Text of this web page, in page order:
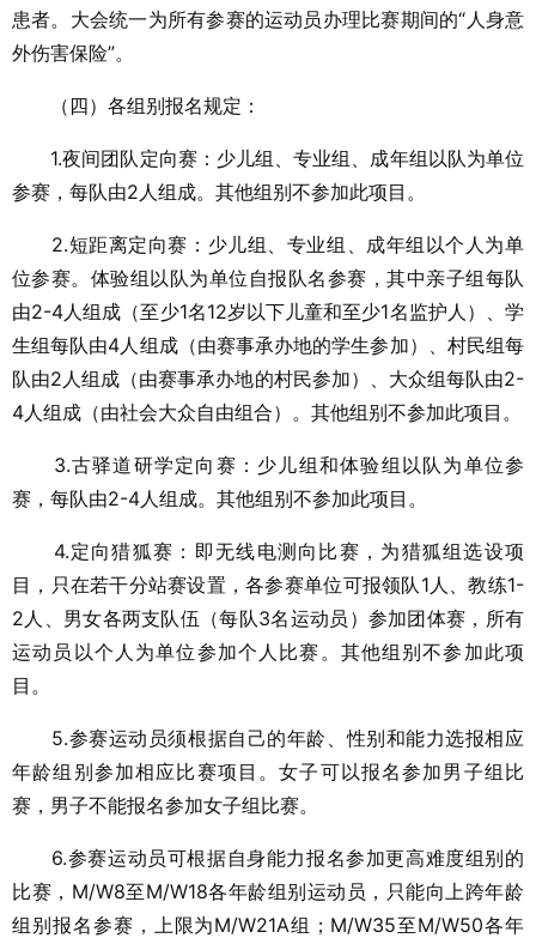
患者。大会统一为所有参赛的运动员办理比赛期间的“人身意
外伤害保险”。
（四）各组别报名规定：
1.夜间团队定向赛：少儿组、专业组、成年组以队为单位
参赛，每队由2人组成。其他组别不参加此项目。
2.短距离定向赛：少儿组、专业组、成年组以个人为单
位参赛。体验组以队为单位自报队名参赛，其中亲子组每队
由2-4人组成（至少1名12岁以下儿童和至少1名监护人）、学
生组每队由4人组成（由赛事承办地的学生参加）、村民组每
队由2人组成（由赛事承办地的村民参加）、大众组每队由2-
4人组成（由社会大众自由组合）。其他组别不参加此项目。
3.古驿道研学定向赛：少儿组和体验组以队为单位参
赛，每队由2-4人组成。其他组别不参加此项目。
4.定向猎狐赛：即无线电测向比赛，为猎狐组选设项
目，只在若干分站赛设置，各参赛单位可报领队1人、教练1-
2人、男女各两支队伍（每队3名运动员）参加团体赛，所有
运动员以个人为单位参加个人比赛。其他组别不参加此项
目。
5.参赛运动员须根据自己的年龄、性别和能力选报相应
年龄组别参加相应比赛项目。女子可以报名参加男子组比
赛，男子不能报名参加女子组比赛。
6.参赛运动员可根据自身能力报名参加更高难度组别的
比赛，M/W8至M/W18各年龄组别运动员，只能向上跨年龄
组别报名参赛，上限为M/W21A组；M/W35至M/W50各年